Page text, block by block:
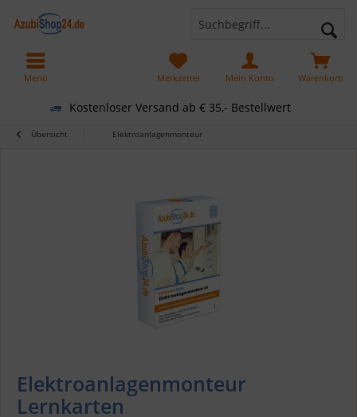
Kostenloser Versand ab € 35,- Bestellwert
Warenkorb
Merkzettel Mein Konto
Menü
Übersicht Elektroanlagenmonteur
Elektroanlagenmonteur
Lernkarten